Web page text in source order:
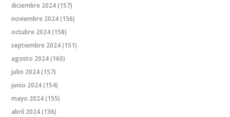
diciembre 2024(157)
noviembre 2024(156)
octubre 2024(158)
septiembre 2024(151)
agosto 2024(160)
julio 2024(157)
junio 2024(154)
mayo 2024(155)
abril 2024(136)